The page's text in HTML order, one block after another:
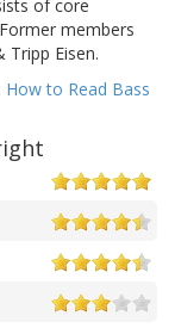
of core
members
Tripp Eisen.
How to Read Bass